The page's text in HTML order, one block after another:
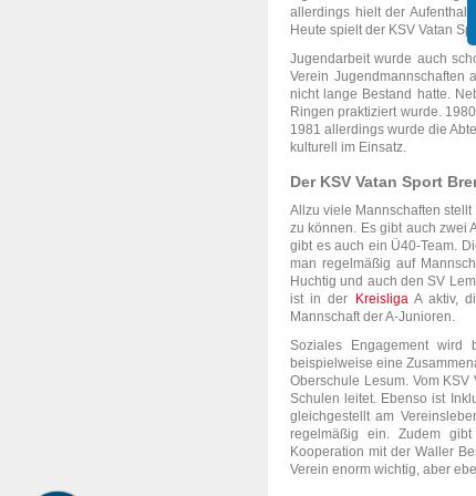
allerdings hielt der
Heute spielt der KSV Vatan
Jugendarbeit wurde auch
Verein Jugendmannschaften
nicht lange Bestand hatte.
Ringen praktiziert wurde.
1981 allerdings wurde die
kulturell im Einsatz.
Der KSV Vatan Sport
Allzu viele Mannschaften
zu können. Es gibt auch zwei
gibt es auch ein Ü40-Team.
man regelmäßig auf
Huchtig und auch den SV
ist in der
KreisligaA aktiv,
Mannschaft der A-Junioren.
Soziales Engagement wird
beispielweise eine
Oberschule Lesum. Vom
Schulen leitet. Ebenso ist
gleichgestellt am
regelmäßig ein. Zudem
Kooperation mit der Waller
Verein enorm wichtig, aber